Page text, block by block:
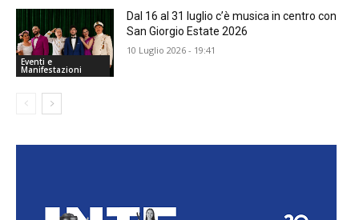
Eventi e
Manifestazioni
Dal 16 al 31 luglio c’è musica in centro con
San Giorgio Estate 2026
10 Luglio 2026 - 19:41